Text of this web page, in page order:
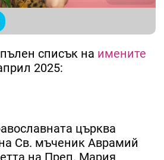
списък на имените
2025:
църква
Св. мъченик Аврамий